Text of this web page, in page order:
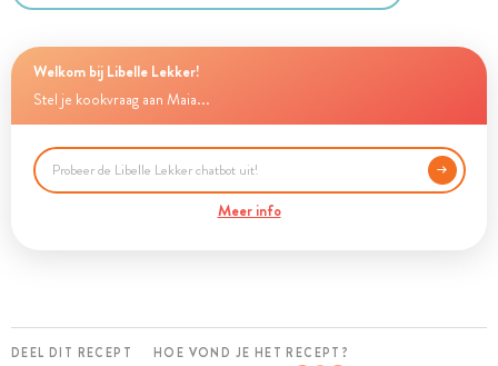
Welkom bij Libelle Lekker!
Stel je kookvraag aan Maia...
Meer info
DEEL DIT RECEPT HOE VOND JE HET RECEPT?